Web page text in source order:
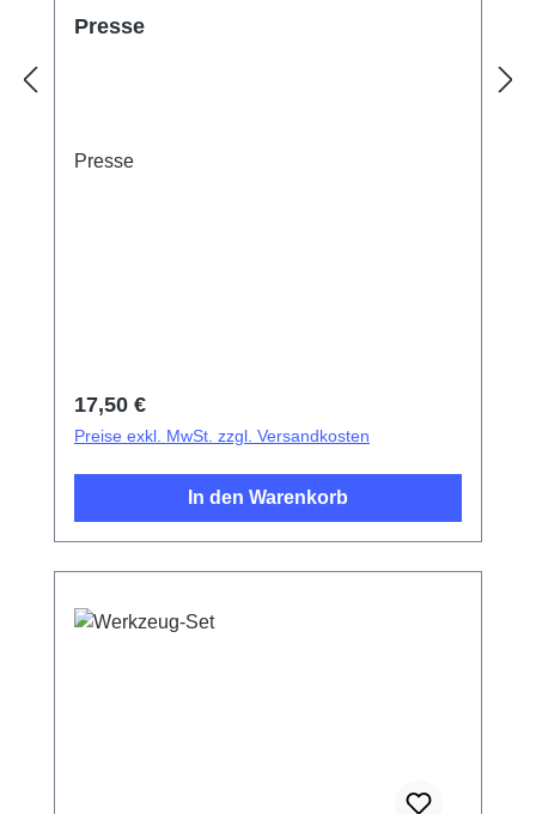
Presse
Presse
Regulärer Preis:
17,50 €
Preise exkl. MwSt. zzgl. Versandkosten
In den Warenkorb